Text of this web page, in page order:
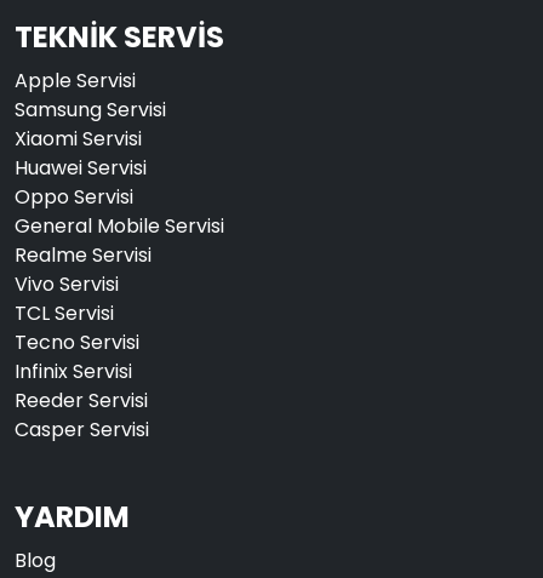
TEKNİK SERVİS
Apple Servisi
Samsung Servisi
Xiaomi Servisi
Huawei Servisi
Oppo Servisi
General Mobile Servisi
Realme Servisi
Vivo Servisi
TCL Servisi
Tecno Servisi
Infinix Servisi
Reeder Servisi
Casper Servisi
YARDIM
Blog